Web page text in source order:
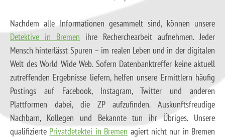
Nachdem alle Informationen gesammelt sind, können unsere
Detektive in Bremen ihre Recherchearbeit aufnehmen. Jeder
Mensch hinterlässt Spuren – im realen Leben und in der digitalen
Welt des World Wide Web. Sofern Datenbanktreffer keine aktuell
zutreffenden Ergebnisse liefern, helfen unsere Ermittlern häufig
Postings auf Facebook, Instagram, Twitter und anderen
Plattformen dabei, die ZP aufzufinden. Auskunftsfreudige
Nachbarn, Kollegen und Bekannte tun ihr Übriges. Unsere
qualifizierte Privatdetektei in Bremen agiert nicht nur in Bremen